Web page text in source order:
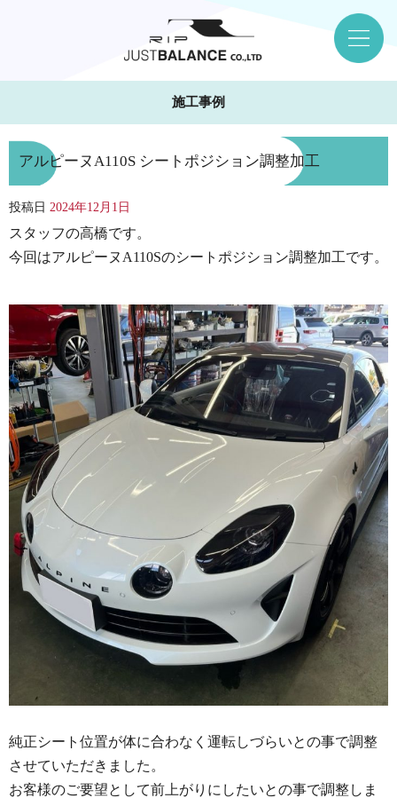
施工事例
アルピーヌA110S シートポジション調整加工
投稿日 2024年12月1日
スタッフの高橋です。
今回はアルピーヌA110Sのシートポジション調整加工です。
純正シート位置が体に合わなく運転しづらいとの事で調整
させていただきました。
お客様のご要望として前上がりにしたいとの事で調整しま